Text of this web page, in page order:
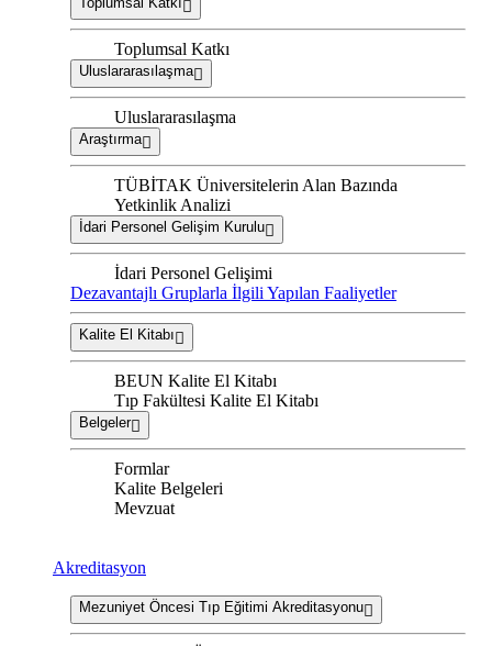
Toplumsal Katkı
Uluslararasılaşma
Uluslararasılaşma
Araştırma
TÜBİTAK Üniversitelerin Alan Bazında
Yetkinlik Analizi
İdari Personel Gelişim Kurulu
İdari Personel Gelişimi
Dezavantajlı Gruplarla İlgili Yapılan Faaliyetler
Kalite El Kitabı
BEUN Kalite El Kitabı
Tıp Fakültesi Kalite El Kitabı
Belgeler
Formlar
Kalite Belgeleri
Mevzuat
Akreditasyon
Mezuniyet Öncesi Tıp Eğitimi Akreditasyonu